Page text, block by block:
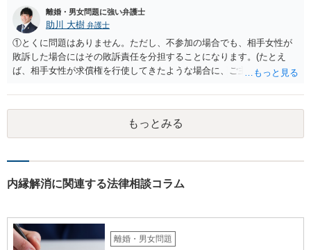
が養子縁組した場合には、親権者変更の申立ては認められないとする
最高裁判例があり、その判例で述べられている理由は民法819条5項の
場面でも同様であると考えられるからです。
離婚・男女問題に強い弁護士
助川 大樹 弁護士
①とくに問題はありません。ただし、不参加の場合でも、相手女性が
敗訴した場合にはその敗訴責任を分担することになります。(たとえ
ば、相手女性が求償権を行使してきたような場合に、ご主人から、今
能性もあるでしょうが、真相は分かりません。 ③ならないと思いま
す。 ④- ⑤それにはなりえます。 ⑥一般論ですが、裁判官は証拠に基
づいて事実を認定するわけですから、証拠が大切です。 証拠をきちん
と整えての訴訟提起だとは思いますが、これからでも整えられるので
います。具体的な事情が分かりかねますので、幅のありすぎる回答で
ば幸いです。
もっとみる
内縁解消に関連する法律相談コラム
離婚・男女問題